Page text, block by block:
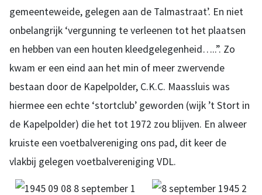
gemeenteweide, gelegen aan de Talmastraat’. En niet
onbelangrijk ‘vergunning te verleenen tot het plaatsen
en hebben van een houten kleedgelegenheid…..”. Zo
kwam er een eind aan het min of meer zwervende
bestaan door de Kapelpolder, C.K.C. Maassluis was
hiermee een echte ‘stortclub’ geworden (wijk ’t Stort in
de Kapelpolder) die het tot 1972 zou blijven. En alweer
kruiste een voetbalvereniging ons pad, dit keer de
vlakbij gelegen voetbalvereniging VDL.